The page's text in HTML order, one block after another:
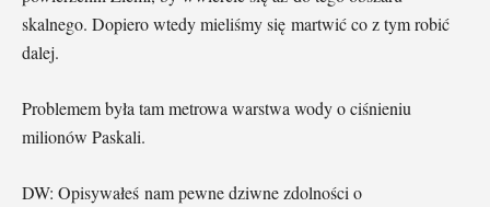
skalnego. Dopiero wtedy mieliśmy się martwić co z tym robić
dalej.
Problemem była tam metrowa warstwa wody o ciśnieniu
milionów Paskali.
DW: Opisywałeś nam pewne dziwne zdolności o